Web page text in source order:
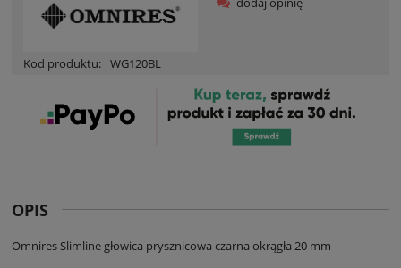
Kod produktu: WG120BL
OPIS
Omnires Slimline głowica prysznicowa czarna okrągła 20 mm